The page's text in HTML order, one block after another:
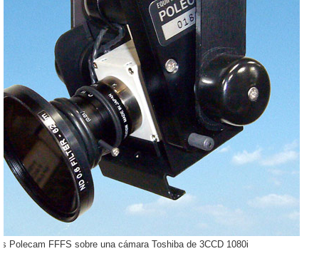
Polecam FFFS sobre una cámara Toshiba de 3CCD 1080i